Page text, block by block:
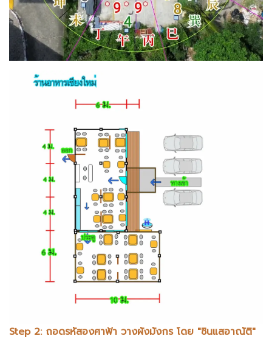
Step 2: ถอดรหัสองศาฟ้า วางผังมังกร โดย "ซินแสอาณัติ"